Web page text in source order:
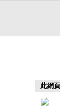
此網